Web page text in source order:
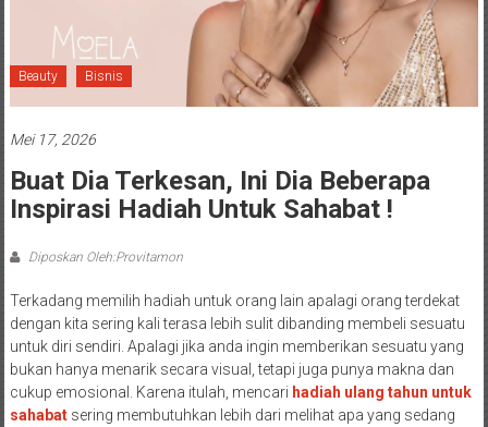
Beauty Bisnis
Mei 17, 2026
Buat Dia Terkesan, Ini Dia Beberapa
Inspirasi Hadiah Untuk Sahabat !
Diposkan Oleh:Provitamon
Terkadang memilih hadiah untuk orang lain apalagi orang terdekat
dengan kita sering kali terasa lebih sulit dibanding membeli sesuatu
untuk diri sendiri. Apalagi jika anda ingin memberikan sesuatu yang
bukan hanya menarik secara visual, tetapi juga punya makna dan
cukup emosional. Karena itulah, mencari hadiah ulang tahun untuk
sahabatsering membutuhkan lebih dari melihat apa yang sedang